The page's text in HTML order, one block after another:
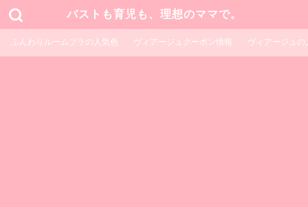
バストも育児も、理想のママで。
ふんわりルームブラの人気色 ヴィアージュクーポン情報 ヴィアージュ